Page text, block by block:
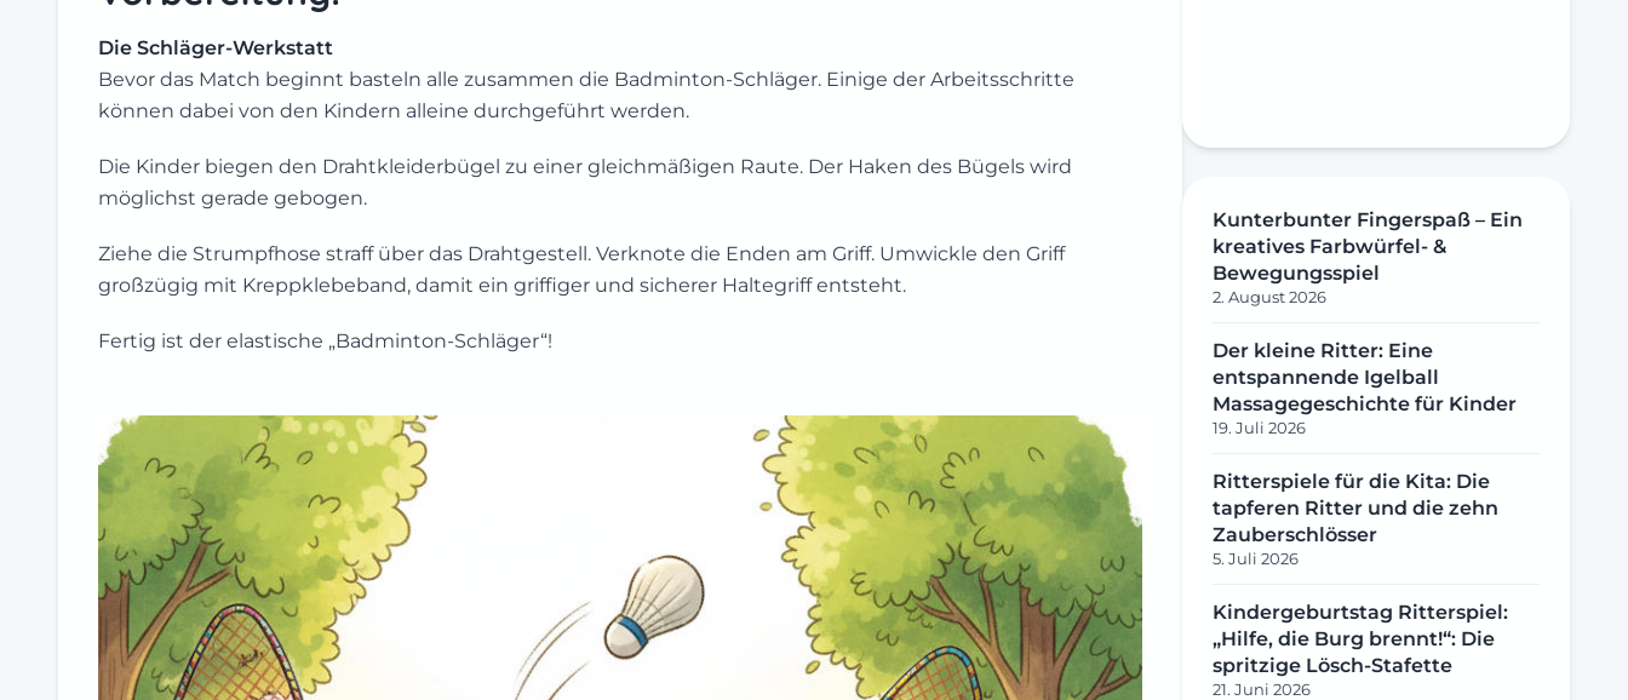
Die Schläger-Werkstatt
Bevor das Match beginnt basteln alle zusammen die Badminton-Schläger. Einige der Arbeitsschritte
können dabei von den Kindern alleine durchgeführt werden.
Die Kinder biegen den Drahtkleiderbügel zu einer gleichmäßigen Raute. Der Haken des Bügels wird
möglichst gerade gebogen.
Ziehe die Strumpfhose straff über das Drahtgestell. Verknote die Enden am Griff. Umwickle den Griff
großzügig mit Kreppklebeband, damit ein griffiger und sicherer Haltegriff entsteht.
Fertig ist der elastische „Badminton-Schläger“!
Kunterbunter Fingerspaß – Ein
kreatives Farbwürfel- &
Bewegungsspiel
2. August 2026
Der kleine Ritter: Eine
entspannende Igelball
Massagegeschichte für Kinder
19. Juli 2026
Ritterspiele für die Kita: Die
tapferen Ritter und die zehn
Zauberschlösser
5. Juli 2026
Kindergeburtstag Ritterspiel:
„Hilfe, die Burg brennt!“: Die
spritzige Lösch-Stafette
21. Juni 2026